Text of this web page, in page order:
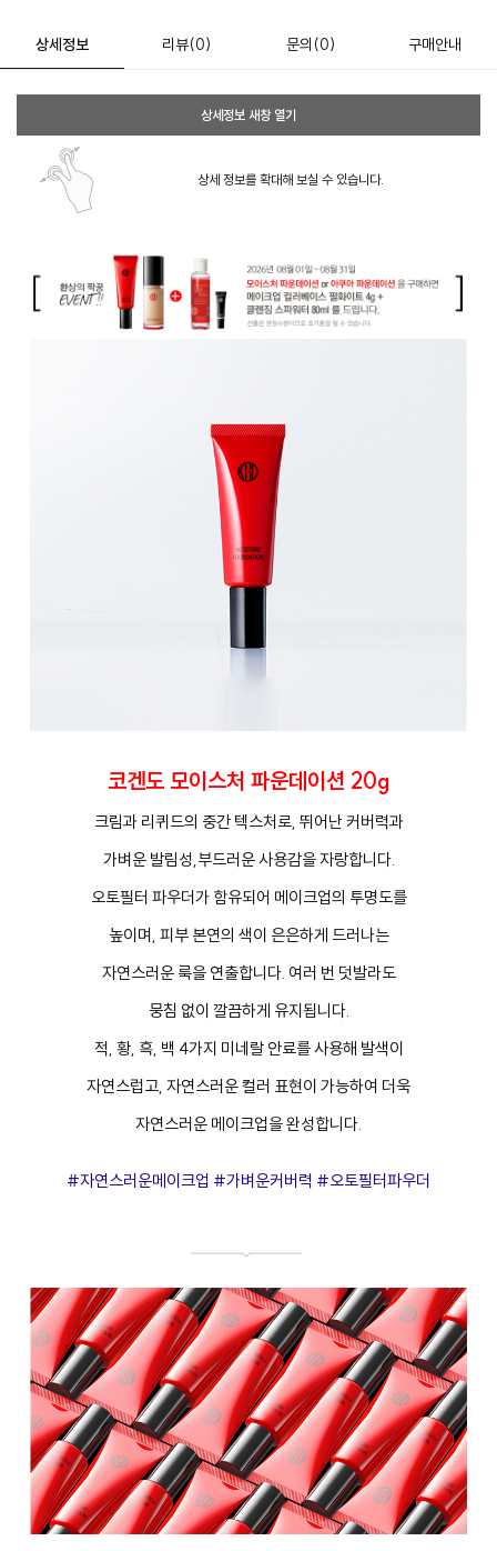
상세정보 리뷰(0) 문의 (0) 구매안내
상세정보 새창 열기
상세 정보를 확대해 보실 수 있습니다.
코겐도 모이스처 파운데이션 20g
크림과 리퀴드의 중간 텍스처로, 뛰어난 커버력과
가벼운 발림성,부드러운 사용감을 자랑합니다.
오토필터 파우더가 함유되어 메이크업의 투명도를
높이며, 피부 본연의 색이 은은하게 드러나는
자연스러운 룩을 연출합니다. 여러 번 덧발라도
뭉침 없이 깔끔하게 유지됩니다.
적, 황, 흑, 백 4가지 미네랄 안료를 사용해 발색이
자연스럽고, 자연스러운 컬러 표현이 가능하여 더욱
자연스러운 메이크업을 완성합니다.
#자연스러운메이크업 #가벼운커버력 #오토필터파우더